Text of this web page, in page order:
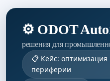
⚙ ODOT
решения для
📋 Кейс:
периферии